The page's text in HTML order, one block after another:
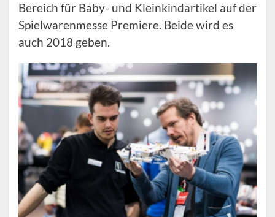
Bereich für Baby- und Kleinkindartikel auf der
Spielwarenmesse Premiere. Beide wird es
auch 2018 geben.